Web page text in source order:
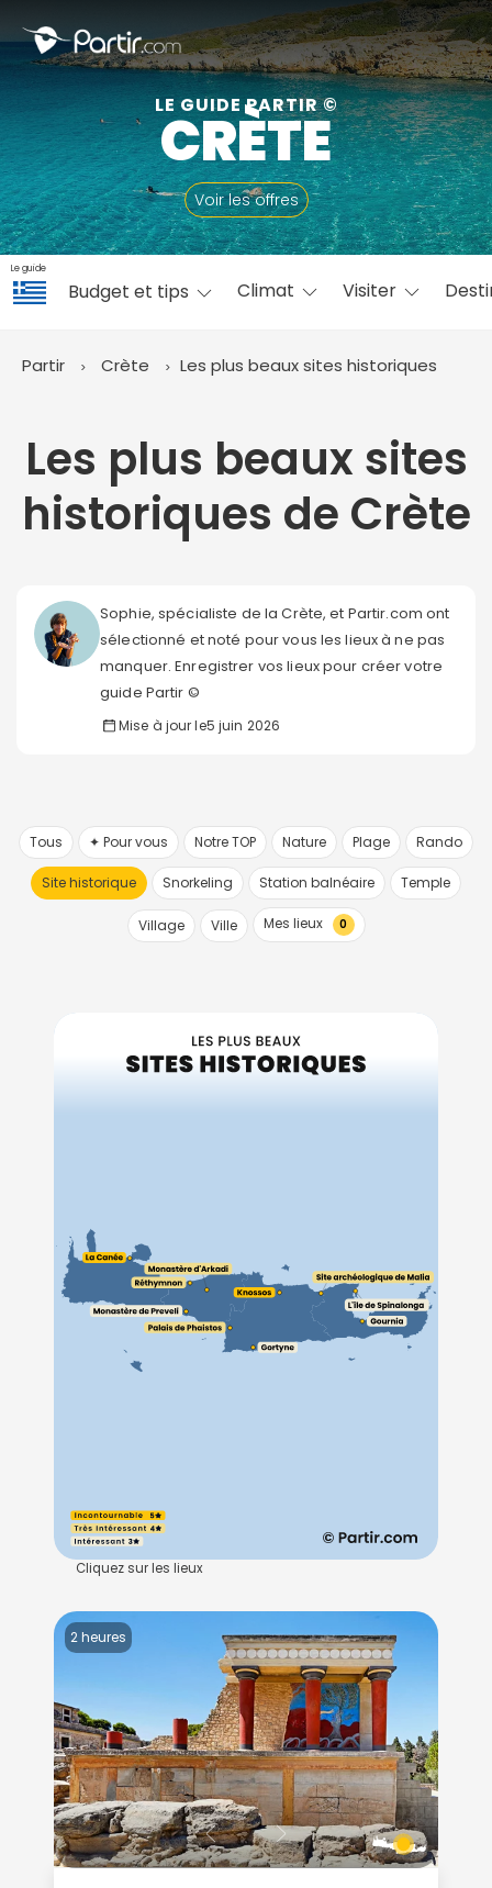
LE GUIDE PARTIR ©
CRÈTE
Voir les offres
Le guide
Budget et tips Climat Visiter
Partir Crète Les plus beaux sites historiques
Les plus beaux sites
historiques de Crète
Sophie, spécialiste de la Crète, et Partir.com ont
sélectionné et noté pour vous les lieux à ne pas
manquer. Enregistrer vos lieux pour créer votre
guide Partir ©
Mise à jour le5 juin 2026
Tous ✦ Pour vous Notre TOP Nature Plage Rando
Site historique Snorkeling Station balnéaire Temple
Village Ville Mes lieux 0
Cliquez sur les lieux
2 heures
Fermer
📍 Destinations populaires
☀️ Où partir par mois
Juillet
Août Septembre
Octobre